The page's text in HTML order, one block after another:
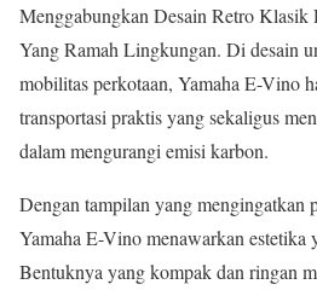
Menggabungkan Desain Retro
Yang Ramah Lingkungan. Di desain
mobilitas perkotaan, Yamaha E-Vino
transportasi praktis yang sekaligus
dalam mengurangi emisi karbon.
Dengan tampilan yang mengingatkan
Yamaha E-Vino menawarkan estetika
Bentuknya yang kompak dan ringan